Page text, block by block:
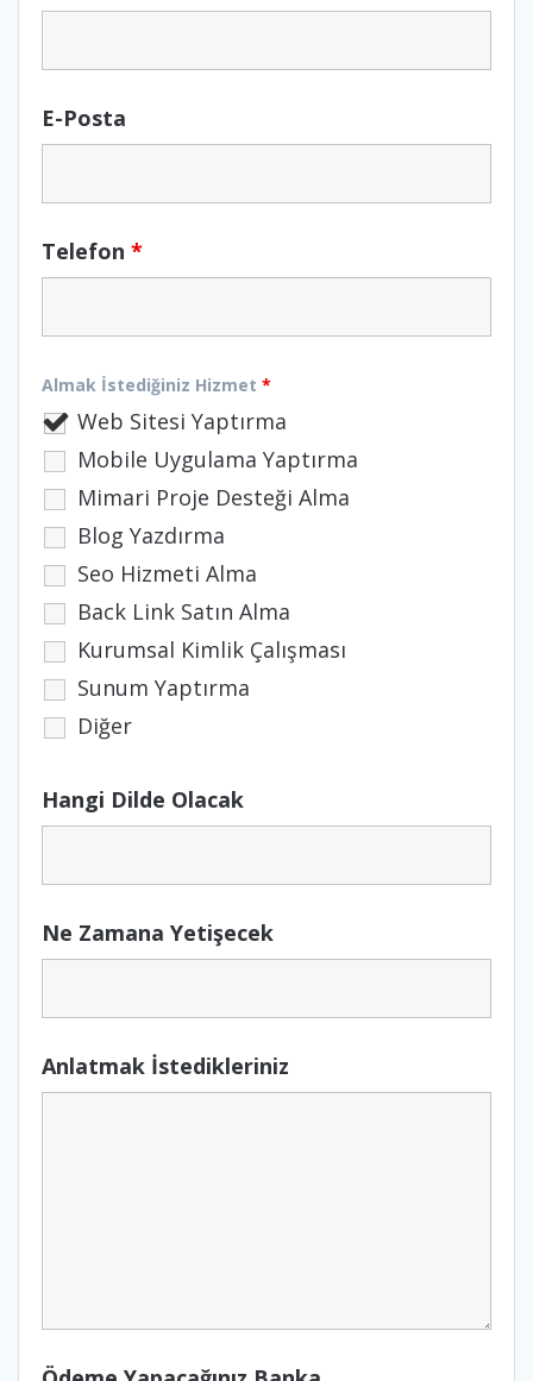
E-Posta
Telefon *
Almak İstediğiniz Hizmet *
Web Sitesi Yaptırma
Mobile Uygulama Yaptırma
Mimari Proje Desteği Alma
Blog Yazdırma
Seo Hizmeti Alma
Back Link Satın Alma
Kurumsal Kimlik Çalışması
Sunum Yaptırma
Diğer
Hangi Dilde Olacak
Ne Zamana Yetişecek
Anlatmak İstedikleriniz